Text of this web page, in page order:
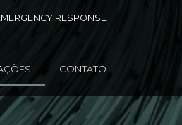
RESPONSE
CONTATO